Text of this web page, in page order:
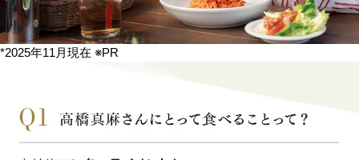
*2025年11月現在 ※PR